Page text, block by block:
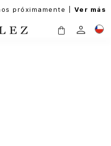
próximamente | Ver más